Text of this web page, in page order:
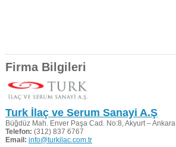
Firma Bilgileri
Turk İlaç ve Serum Sanayi A.Ş
Büğdüz Mah. Enver Paşa Cad. No:8, Akyurt – Ankara
Telefon: (312) 837 6767
Email: info@turkilac.com.tr